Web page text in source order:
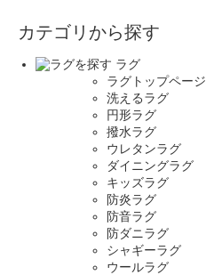
カテゴリから探す
ラグ
ラグトップページ
洗えるラグ
円形ラグ
撥水ラグ
ウレタンラグ
ダイニングラグ
キッズラグ
防炎ラグ
防音ラグ
防ダニラグ
シャギーラグ
ウールラグ